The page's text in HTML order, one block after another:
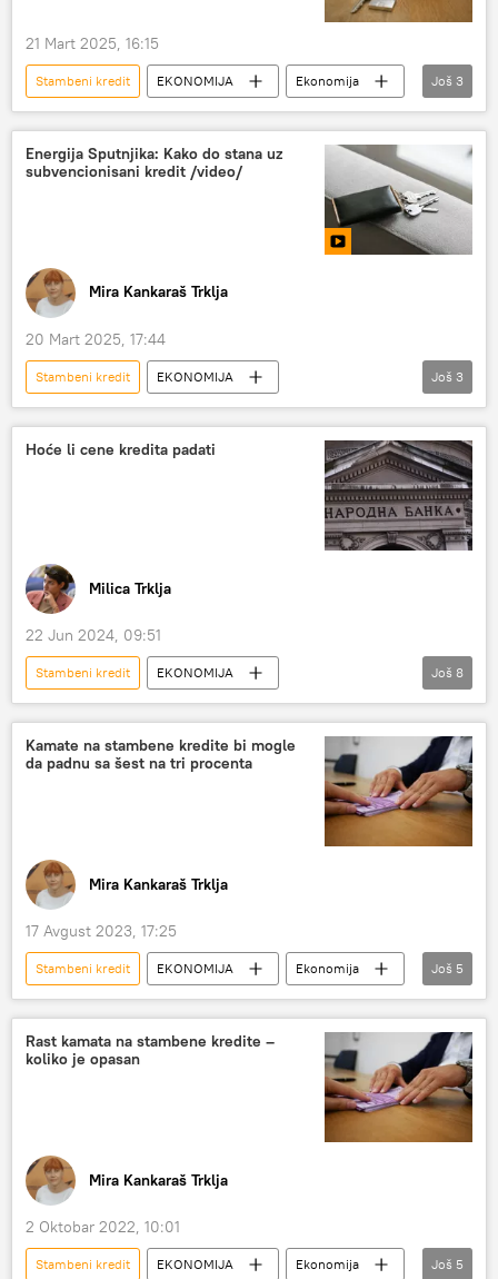
21 Mart 2025, 16:15
Stambeni kredit EKONOMIJA
Ekonomija
Srbija – ekonomija
stan
Aleksandar Vučić
Još 3
Energija Sputnjika: Kako do stana uz
subvencionisani kredit /video/
Mira Kankaraš Trklja
20 Mart 2025, 17:44
Stambeni kredit
EKONOMIJA
Srbija – ekonomija
Energija Sputnjika
stan
Još 3
Hoće li cene kredita padati
Milica Trklja
22 Jun 2024, 09:51
Stambeni kredit
EKONOMIJA
Srbija – ekonomija
kamate
krediti
banke
Narodna banka Srbije
Evropska centralna banka
euribor
Još 8
Kamate na stambene kredite bi mogle
da padnu sa šest na tri procenta
Mira Kankaraš Trklja
17 Avgust 2023, 17:25
Stambeni kredit EKONOMIJA
Ekonomija
Srbija – ekonomija
kamata
inflacija
euribor
Analize i mišljenja
Još 5
Rast kamata na stambene kredite –
koliko je opasan
Mira Kankaraš Trklja
2 Oktobar 2022, 10:01
Stambeni kredit EKONOMIJA
Ekonomija
Još 5